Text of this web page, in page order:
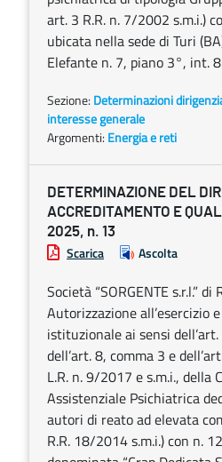
art. 3 R.R. n. 7/2002 s.m.i.)
ubicata nella sede di Turi
Elefante n. 7, piano 3°, int.
Sezione: Determinazioni
interesse generale
Argomenti: Energia e reti
DETERMINAZIONE DEL
ACCREDITAMENTO E
2025, n. 13
Scarica Ascolta
Società “SORGENTE s.r.l.” di
Autorizzazione all’esercizio
istituzionale ai sensi
dell’art. 8, comma 3 e
L.R. n. 9/2017 e s.m.i.,
Assistenziale Psichiatrica
autori di reato ad elevata
R.R. 18/2014 s.m.i.) con n.